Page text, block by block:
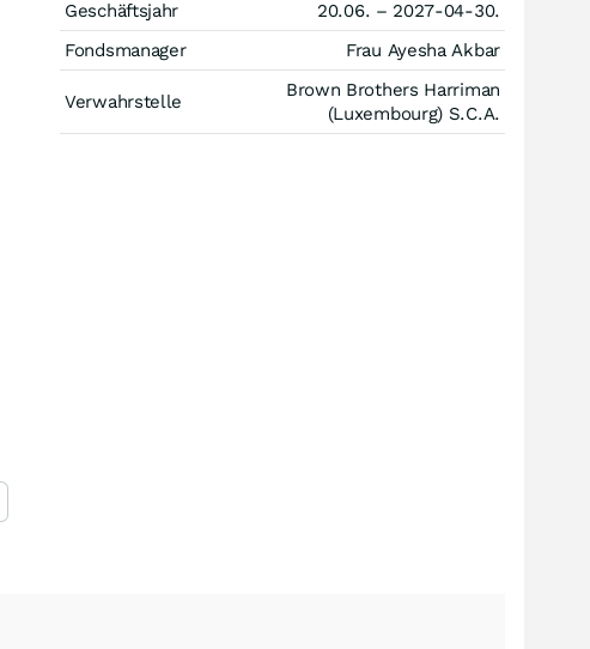
Geschäftsjahr
20.06. – 2027-04-30.
Fondsmanager
Frau Ayesha Akbar
Verwahrstelle
Brown Brothers Harriman
(Luxembourg) S.C.A.